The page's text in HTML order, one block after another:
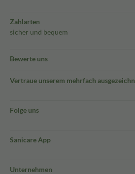
Zahlarten
sicher und bequem
Bewerte uns
Vertraue unserem mehrfach
Folge uns
Sanicare App
Unternehmen